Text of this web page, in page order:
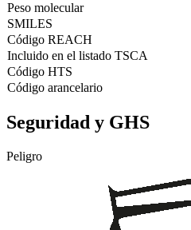
Peso molecular
SMILES
Código REACH
Incluido en el listado TSCA
Código HTS
Código arancelario
Seguridad y GHS
Peligro